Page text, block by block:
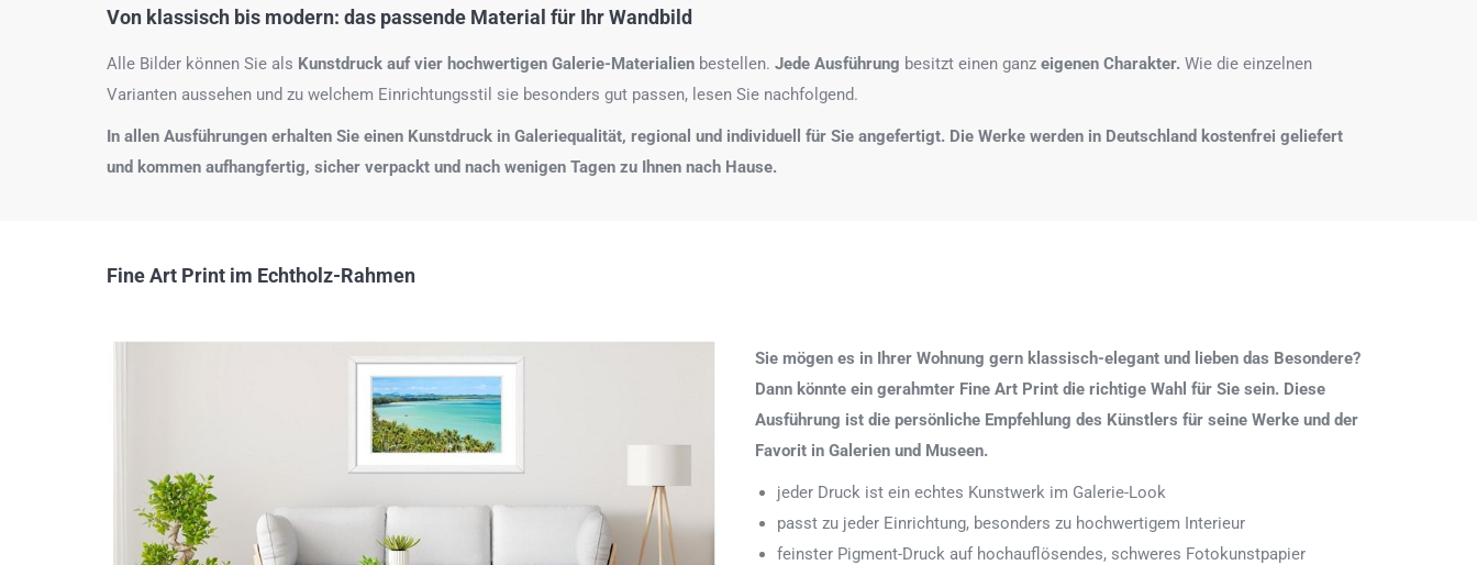
Von klassisch bis modern: das passende Material für Ihr Wandbild
Alle Bilder können Sie als Kunstdruck auf vier hochwertigen Galerie-Materialien bestellen. Jede Ausführung besitzt einen ganz eigenen Charakter. Wie die einzelnen
Varianten aussehen und zu welchem Einrichtungsstil sie besonders gut passen, lesen Sie nachfolgend.
In allen Ausführungen erhalten Sie einen Kunstdruck in Galeriequalität, regional und individuell für Sie angefertigt. Die Werke werden in Deutschland kostenfrei geliefert
und kommen aufhangfertig, sicher verpackt und nach wenigen Tagen zu Ihnen nach Hause.
Fine Art Print im Echtholz-Rahmen
Sie mögen es in Ihrer Wohnung gern klassisch-elegant und lieben das Besondere?
Dann könnte ein gerahmter Fine Art Print die richtige Wahl für Sie sein. Diese
Ausführung ist die persönliche Empfehlung des Künstlers für seine Werke und der
Favorit in Galerien und Museen.
jeder Druck ist ein echtes Kunstwerk im Galerie-Look
passt zu jeder Einrichtung, besonders zu hochwertigem Interieur
feinster Pigment-Druck auf hochauflösendes, schweres Fotokunstpapier